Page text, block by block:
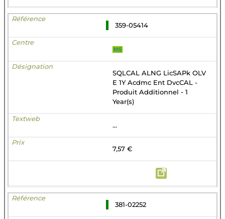
359-05414
MS
SQLCAL ALNG LicSAPk OLV
E 1Y Acdmc Ent DvcCAL -
Produit Additionnel - 1
Year(s)
...
7,57 €
381-02252